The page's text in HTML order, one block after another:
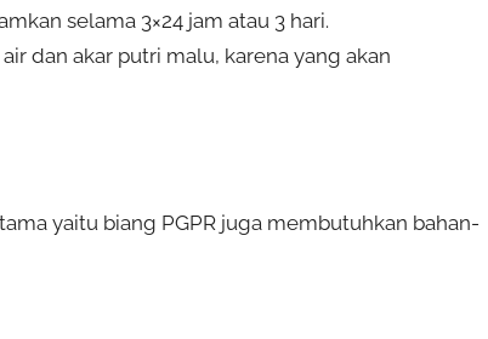
selama 3×24 jam atau 3 hari.
dan akar putri malu, karena yang akan
yaitu biang PGPR juga membutuhkan bahan-